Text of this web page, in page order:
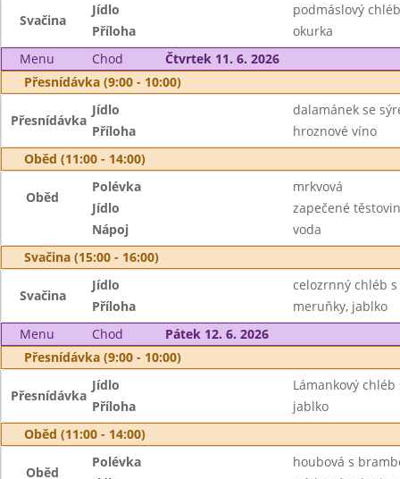
Svačina
Jídlo
podmáslový
Příloha
okurka
Menu
Chod
Čtvrtek 11. 6. 2026
Přesnídávka (9:00 - 10:00)
Přesnídávka
Jídlo
dalamánek se
Příloha
hroznové víno
Oběd (11:00 - 14:00)
Oběd
Polévka
mrkvová
Jídlo
zapečené
Nápoj
voda
Svačina (15:00 - 16:00)
Svačina
Jídlo
celozrnný chléb
Příloha
meruňky, jablko
Menu
Chod
Pátek 12. 6. 2026
Přesnídávka (9:00 - 10:00)
Přesnídávka
Jídlo
Lámankový
Příloha
jablko
Oběd (11:00 - 14:00)
Oběd
Polévka
houbová s